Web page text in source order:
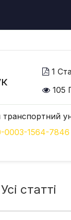
1
105
0003-1564-7846
Усі статті